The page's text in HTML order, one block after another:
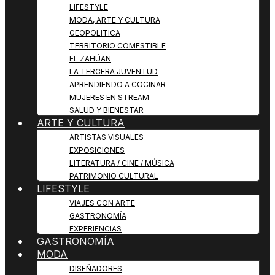
LIFESTYLE
MODA, ARTE Y CULTURA
GEOPOLITICA
TERRITORIO COMESTIBLE
EL ZAHÚAN
LA TERCERA JUVENTUD
APRENDIENDO A COCINAR
MUJERES EN STREAM
SALUD Y BIENESTAR
ARTE Y CULTURA
ARTISTAS VISUALES
EXPOSICIONES
LITERATURA / CINE / MÚSICA
PATRIMONIO CULTURAL
LIFESTYLE
VIAJES CON ARTE
GASTRONOMÍA
EXPERIENCIAS
GASTRONOMÍA
MODA
DISEÑADORES